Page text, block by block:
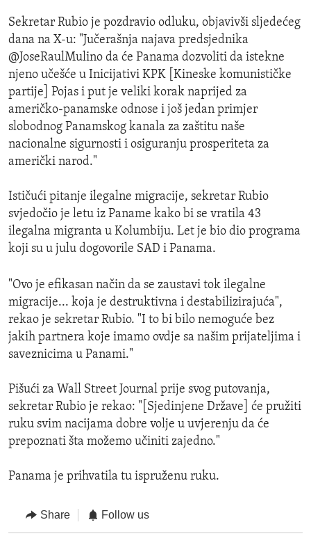
Sekretar Rubio je pozdravio odluku, objavivši sljedećeg
dana na X-u: "Jučerašnja najava predsjednika
@JoseRaulMulino da će Panama dozvoliti da istekne
njeno učešće u Inicijativi KPK [Kineske komunističke
partije] Pojas i put je veliki korak naprijed za
američko-panamske odnose i još jedan primjer
slobodnog Panamskog kanala za zaštitu naše
nacionalne sigurnosti i osiguranju prosperiteta za
američki narod."
Ističući pitanje ilegalne migracije, sekretar Rubio
svjedočio je letu iz Paname kako bi se vratila 43
ilegalna migranta u Kolumbiju. Let je bio dio programa
koji su u julu dogovorile SAD i Panama.
"Ovo je efikasan način da se zaustavi tok ilegalne
migracije... koja je destruktivna i destabilizirajuća",
rekao je sekretar Rubio. "I to bi bilo nemoguće bez
jakih partnera koje imamo ovdje sa našim prijateljima i
saveznicima u Panami."
Pišući za Wall Street Journal prije svog putovanja,
sekretar Rubio je rekao: "[Sjedinjene Države] će pružiti
ruku svim nacijama dobre volje u uvjerenju da će
prepoznati šta možemo učiniti zajedno."
Panama je prihvatila tu ispruženu ruku.
Share Follow us